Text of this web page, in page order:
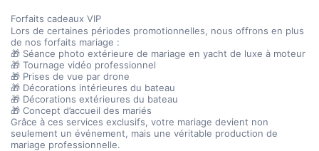
Forfaits cadeaux VIP
Lors de certaines périodes promotionnelles, nous offrons en plus
de nos forfaits mariage :
🎁 Séance photo extérieure de mariage en yacht de luxe à moteur
🎁 Tournage vidéo professionnel
🎁 Prises de vue par drone
🎁 Décorations intérieures du bateau
🎁 Décorations extérieures du bateau
🎁 Concept d’accueil des mariés
Grâce à ces services exclusifs, votre mariage devient non
seulement un événement, mais une véritable production de
mariage professionnelle.